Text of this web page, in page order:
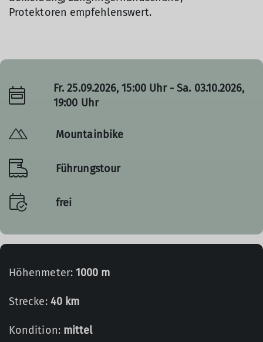
Protektoren empfehlenswert.
Fr. 25.09.2026, 15:00 Uhr - Sa. 03.10.2026,
19:00 Uhr
Mountainbike
Führungstour
frei
Höhenmeter: 1000 m
Strecke: 40 km
Kondition: mittel